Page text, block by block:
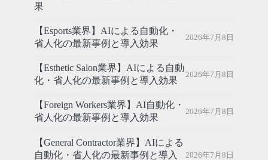
果
【Esports業界】AIによる自動化・
省人化の最新事例と導入効果
2026年7月8日
【Esthetic Salon業界】AIによる自動
化・省人化の最新事例と導入効果
2026年7月8日
【Foreign Workers業界】AI自動化・
省人化の最新事例と導入効果
2026年7月8日
【General Contractor業界】AIによる
自動化・省人化の最新事例と導入
2026年7月8日